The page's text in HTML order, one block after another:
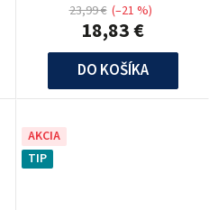
18,83 €
23,99 € (–21 %)
DO KOŠÍKA
AKCIA
TIP